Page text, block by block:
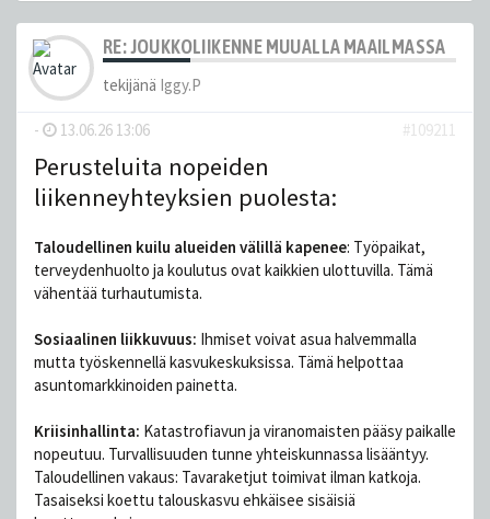
RE: JOUKKOLIIKENNE MUUALLA MAAILMASSA
tekijänä Iggy.P
- 13.06.26 13:06 #109211
Perusteluita nopeiden
liikenneyhteyksien puolesta:
Taloudellinen kuilu alueiden välillä kapenee: Työpaikat,
terveydenhuolto ja koulutus ovat kaikkien ulottuvilla. Tämä
vähentää turhautumista.
Sosiaalinen liikkuvuus: Ihmiset voivat asua halvemmalla
mutta työskennellä kasvukeskuksissa. Tämä helpottaa
asuntomarkkinoiden painetta.
Kriisinhallinta: Katastrofiavun ja viranomaisten pääsy paikalle
nopeutuu. Turvallisuuden tunne yhteiskunnassa lisääntyy.
Taloudellinen vakaus: Tavaraketjut toimivat ilman katkoja.
Tasaiseksi koettu talouskasvu ehkäisee sisäisiä